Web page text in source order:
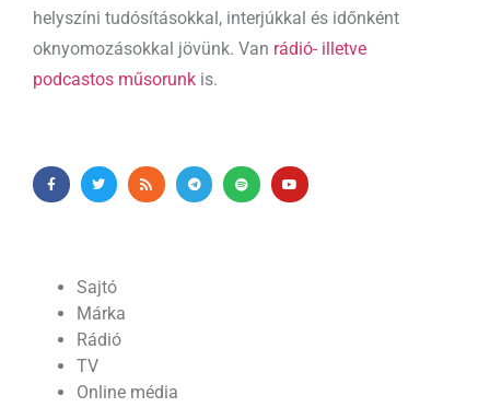
helyszíni tudósításokkal, interjúkkal és időnként
oknyomozásokkal jövünk. Van rádió- illetve
podcastos műsorunk is.
Sajtó
Márka
Rádió
TV
Online média